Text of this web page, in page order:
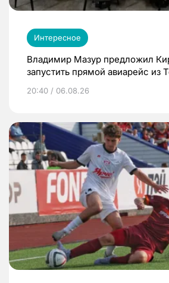
Интересное
Владимир Мазур предложил
запустить прямой авиарейс из
20:40 / 06.08.26